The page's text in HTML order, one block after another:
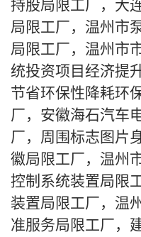
持股局限工厂，大
局限工厂，温州市
局限工厂，温州市
统投资项目经济提
节省环保性降耗环
厂，安徽海石汽车
厂，周围标志图片
徽局限工厂，温州
控制系统装置局限
装置局限工厂，温
准服务局限工厂，